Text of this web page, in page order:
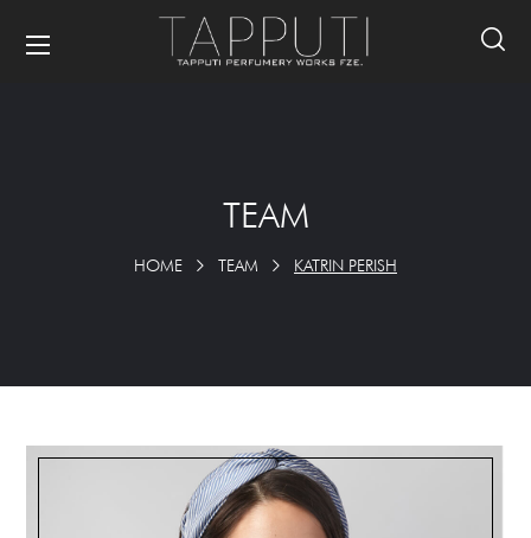
TEAM
HOME TEAM KATRIN PERISH